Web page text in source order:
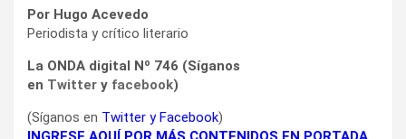
Por Hugo Acevedo
Periodista y crítico literario
La ONDA digital Nº 746 (Síganos
en Twitter y facebook)
(Síganos en Twitter yFacebook)